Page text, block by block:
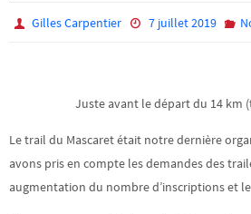
Gilles Carpentier 7 juillet 2019
Juste avant le départ du 14 km
Le trail du Mascaret était notre dernière
avons pris en compte les demandes des
augmentation du nombre d’inscriptions et